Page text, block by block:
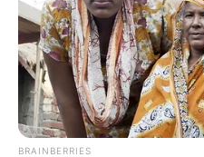
BRAINBERRIES